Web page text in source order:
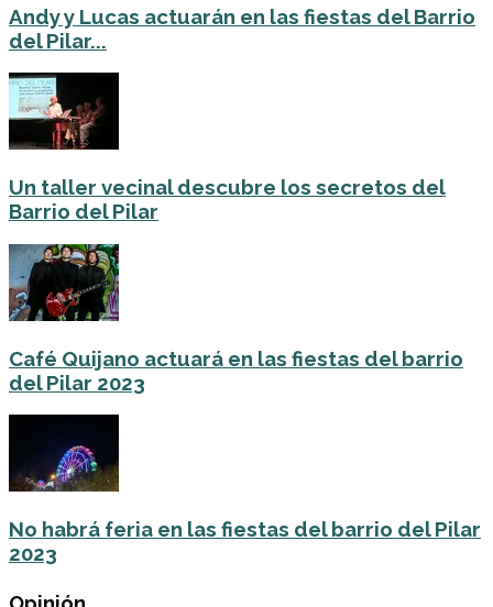
Andy y Lucas actuarán en las fiestas del Barrio
del Pilar...
Un taller vecinal descubre los secretos del
Barrio del Pilar
Café Quijano actuará en las fiestas del barrio
del Pilar 2023
No habrá feria en las fiestas del barrio del Pilar
2023